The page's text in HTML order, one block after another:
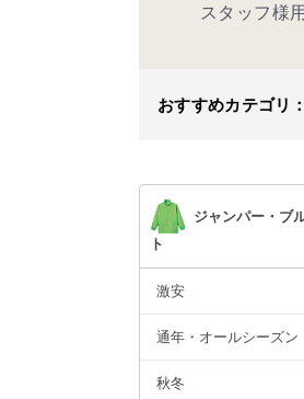
スタッフ様
おすすめカテゴリ：
ジャンパー・ブ
ト
激安
通年・オールシーズン
秋冬